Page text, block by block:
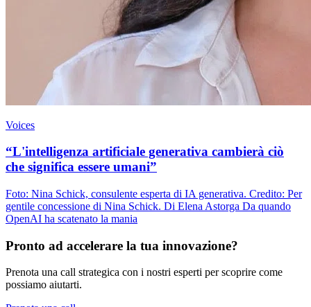
Voices
“L'intelligenza artificiale generativa cambierà ciò
che significa essere umani”
Foto: Nina Schick, consulente esperta di IA generativa. Credito: Per
gentile concessione di Nina Schick. Di Elena Astorga Da quando
OpenAI ha scatenato la mania
Pronto ad accelerare la tua innovazione?
Prenota una call strategica con i nostri esperti per scoprire come
possiamo aiutarti.